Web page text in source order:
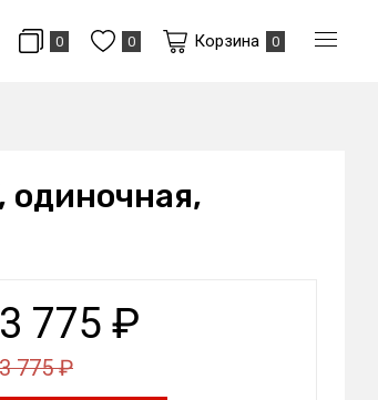
0 0 Корзина 0
одиночная,
3 775 ₽
3 775₽